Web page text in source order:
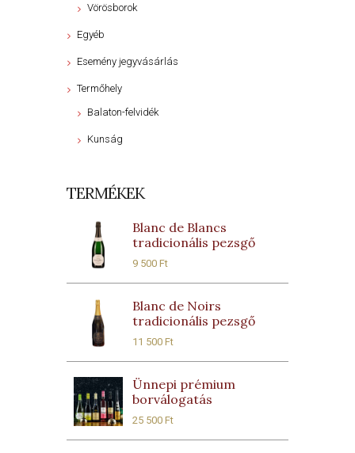
Vörösborok
Egyéb
Esemény jegyvásárlás
Termőhely
Balaton-felvidék
Kunság
TERMÉKEK
Blanc de Blancs
tradicionális pezsgő
9 500Ft
Blanc de Noirs
tradicionális pezsgő
11 500Ft
Ünnepi prémium
borválogatás
25 500Ft